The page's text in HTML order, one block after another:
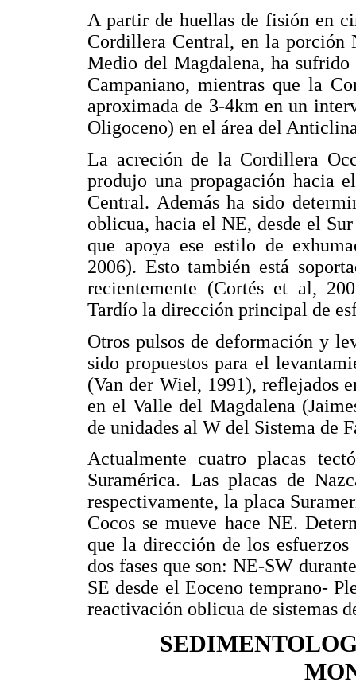
A partir de huellas de fisión en
Cordillera Central, en la porción
Medio del Magdalena, ha
Campaniano, mientras que la
aproximada de 3-4km en un
Oligoceno) en el área del
La acreción de la Cordillera
produjo una propagación hacia
Central. Además ha sido
oblicua, hacia el NE, desde el
que apoya ese estilo de
2006). Esto también está
recientemente (Cortés et al,
Tardío la dirección principal de
Otros pulsos de deformación y
sido propuestos para el
(Van der Wiel, 1991), reflejados
en el Valle del Magdalena
de unidades al W del Sistema de
Actualmente cuatro placas
Suramérica. Las placas de
respectivamente, la placa
Cocos se mueve hace NE.
que la dirección de los
dos fases que son: NE-SW
SE desde el Eoceno temprano-
reactivación oblicua de sistemas